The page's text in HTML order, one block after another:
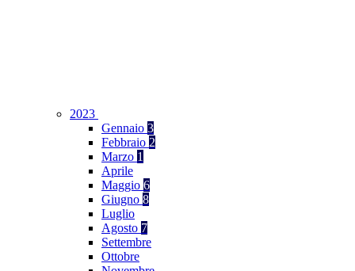
2023
Gennaio 3
Febbraio 2
Marzo 1
Aprile
Maggio 6
Giugno 8
Luglio
Agosto 7
Settembre
Ottobre